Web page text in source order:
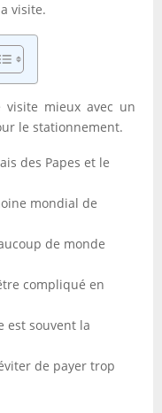
visite.
visite mieux avec un
le stationnement.
des Papes et le
mondial de
de monde
compliqué en
est souvent la
de payer trop